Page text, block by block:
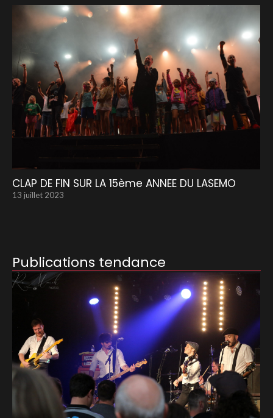
CLAP DE FIN SUR LA 15ème ANNEE DU LASEMO
13 juillet 2023
Publications tendance